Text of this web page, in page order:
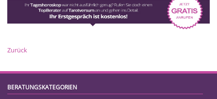
Zurück
BERATUNGSKATEGORIEN